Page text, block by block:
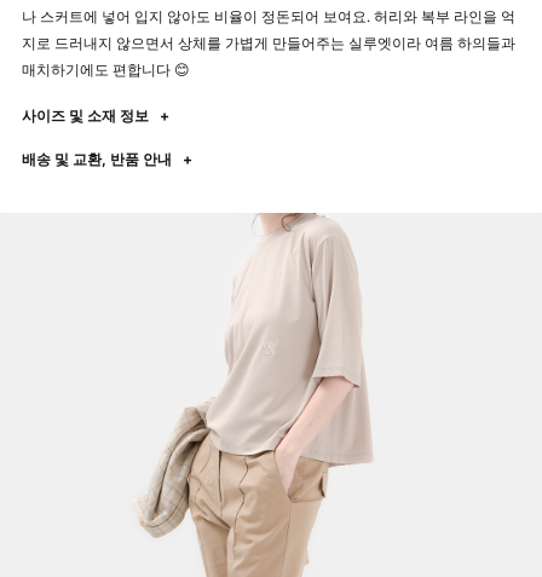
나 스커트에 넣어 입지 않아도 비율이 정돈되어 보여요. 허리와 복부 라인을 억
지로 드러내지 않으면서 상체를 가볍게 만들어주는 실루엣이라 여름 하의들과
매치하기에도 편합니다 😊
사이즈 및 소재 정보 +
배송 및 교환, 반품 안내 +